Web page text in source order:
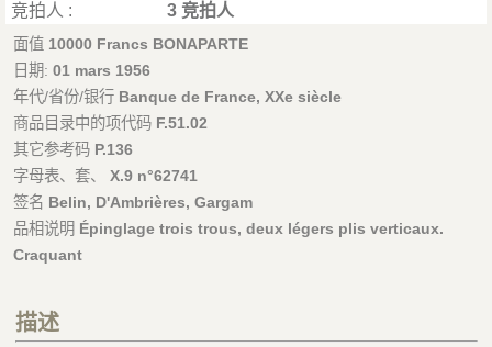
竞拍人 :
3 竞拍人
面值 10000 Francs BONAPARTE
日期: 01 mars 1956
年代/省份/银行 Banque de France, XXe siècle
商品目录中的项代码 F.51.02
其它参考码 P.136
字母表、套、 X.9 n°62741
签名 Belin, D'Ambrières, Gargam
品相说明 Épinglage trois trous, deux légers plis verticaux.
Craquant
描述